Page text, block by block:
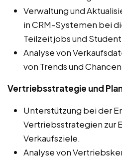
Verwaltung und
in CRM-Systemen bei
Teilzeitjobs und
Analyse von
von Trends und
Vertriebsstrategie und
Unterstützung bei der
Vertriebsstrategien zur
Verkaufsziele.
Analyse von